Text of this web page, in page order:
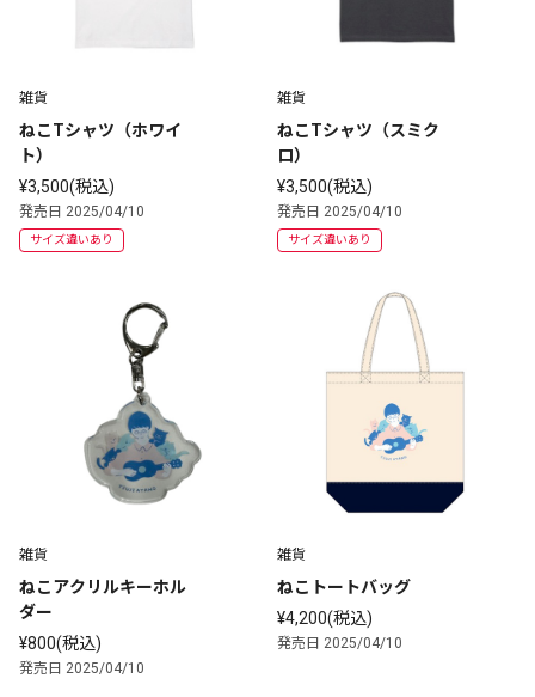
雑貨
ねこTシャツ（ホワイ
ト）
¥3,500(税込)
発売日 2025/04/10
サイズ違いあり
雑貨
ねこTシャツ（スミク
ロ）
¥3,500(税込)
発売日 2025/04/10
サイズ違いあり
雑貨
ねこアクリルキーホル
ダー
¥800(税込)
発売日 2025/04/10
雑貨
ねこトートバッグ
¥4,200(税込)
発売日 2025/04/10